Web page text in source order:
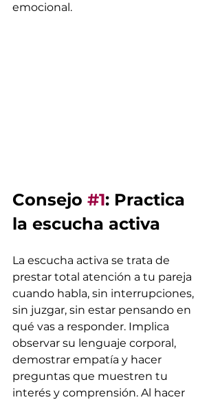
emocional.
Consejo #1: Practica
la escucha activa
La escucha activa se trata de
prestar total atención a tu pareja
cuando habla, sin interrupciones,
sin juzgar, sin estar pensando en
qué vas a responder. Implica
observar su lenguaje corporal,
demostrar empatía y hacer
preguntas que muestren tu
interés y comprensión. Al hacer